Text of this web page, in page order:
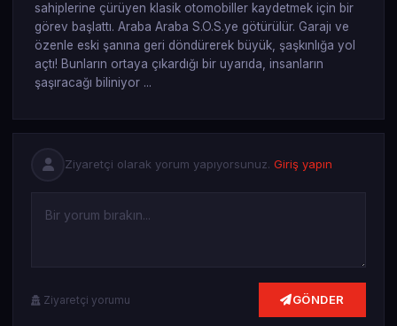
sahiplerine çürüyen klasik otomobiller kaydetmek için bir
görev başlattı. Araba Araba S.O.S.ye götürülür. Garajı ve
özenle eski şanına geri döndürerek büyük, şaşkınlığa yol
açtı! Bunların ortaya çıkardığı bir uyarıda, insanların
şaşıracağı biliniyor ...
Ziyaretçi olarak yorum yapıyorsunuz. Giriş yapın
Ziyaretçi yorumu GÖNDER